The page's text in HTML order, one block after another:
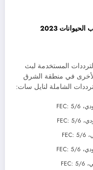
2023
المستخدمة لبث
الأخرى في منطقة الشرق
الشاملة لنايل سات: